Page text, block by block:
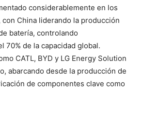
considerablemente en los
China liderando la producción
batería, controlando
70% de la capacidad global.
CATL, BYD y LG Energy Solution
abarcando desde la producción de
de componentes clave como